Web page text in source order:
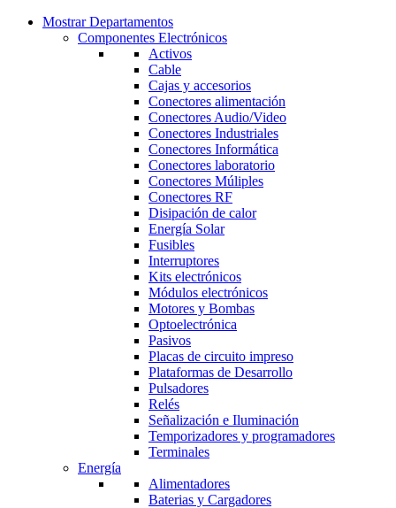
Mostrar Departamentos
Componentes Electrónicos
Activos
Cable
Cajas y accesorios
Conectores alimentación
Conectores Audio/Video
Conectores Industriales
Conectores Informática
Conectores laboratorio
Conectores Múliples
Conectores RF
Disipación de calor
Energía Solar
Fusibles
Interruptores
Kits electrónicos
Módulos electrónicos
Motores y Bombas
Optoelectrónica
Pasivos
Placas de circuito impreso
Plataformas de Desarrollo
Pulsadores
Relés
Señalización e Iluminación
Temporizadores y programadores
Terminales
Energía
Alimentadores
Baterias y Cargadores